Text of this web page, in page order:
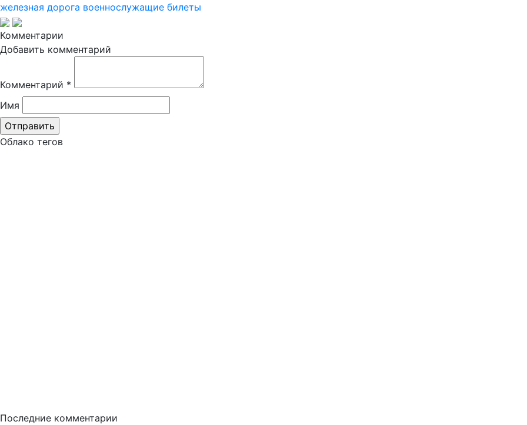
железная дорога военнослужащие билеты
Комментарии
Добавить комментарий
Комментарий *
Имя
Облако тегов
Последние комментарии